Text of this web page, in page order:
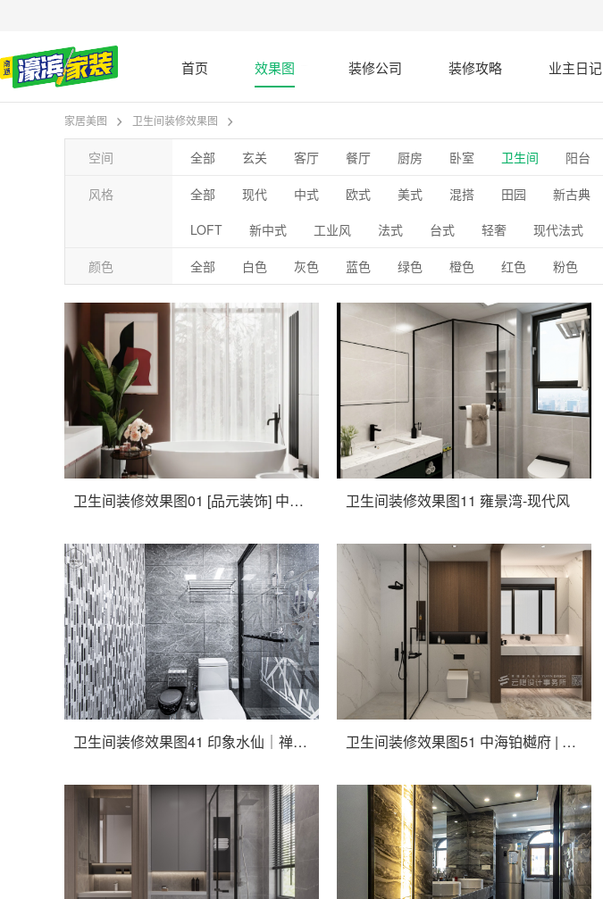
首页 效果图 装修公司 装修攻略 业主日记
家居美图 卫生间装修效果图
空间 全部 玄关 客厅 餐厅 厨房 卧室 卫生间 阳台
风格 全部 现代 中式 欧式 美式 混搭 田园 新古典
LOFT
新中式 工业风 法式 台式 轻奢 现代法式
颜色 全部 白色 灰色 蓝色 绿色 橙色 红色 粉色
卫生间装修效果图01 [品元装饰] 中南熙悦现代轻奢 卫生间装修效果图11 雍景湾-现代风
卫生间装修效果图41 印象水仙｜禅茶一味，拈花一笑，112㎡ 新中式 卫生间装修效果图51 中海铂樾府 | 云隐设计